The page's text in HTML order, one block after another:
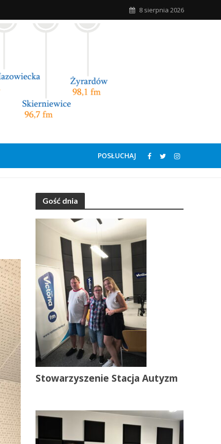
8 sierpnia 2026
POSŁUCHAJ
Gość dnia
Stowarzyszenie Stacja Autyzm